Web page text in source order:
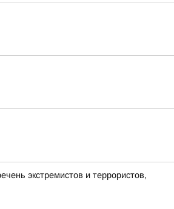
экстремистов и террористов,